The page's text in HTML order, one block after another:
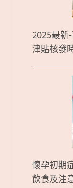
2025最新
津貼核發
懷孕初期
飲食及注